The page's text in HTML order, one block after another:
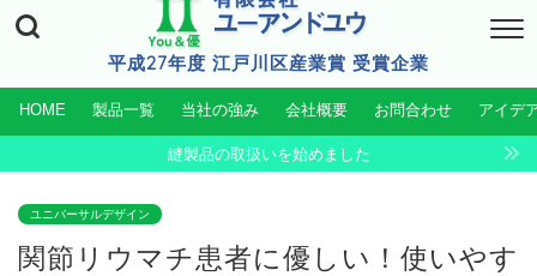
平成27年度 江戸川区産業賞 受賞企業
HOME 製品一覧 当社の強み 会社概要 お問合わせ アイデ
縫製品の取扱いを始めました
ユニバーサルデザイン
関節リウマチ患者に優しい！使いやす